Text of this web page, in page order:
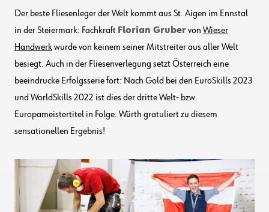
Der beste Fliesenleger der Welt kommt aus St. Aigen im Ennstal
in der Steiermark: Fachkraft Florian Grubervon Wieser
Handwerkwurde von keinem seiner Mitstreiter aus aller Welt
besiegt. Auch in der Fliesenverlegung setzt Österreich eine
beeindrucke Erfolgsserie fort: Nach Gold bei den EuroSkills 2023
und WorldSkills 2022 ist dies der dritte Welt- bzw.
Europameistertitel in Folge. Würth gratuliert zu diesem
sensationellen Ergebnis!